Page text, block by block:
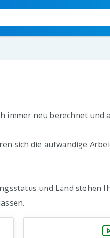
immer neu berechnet und
sich die aufwändige
und Land stehen